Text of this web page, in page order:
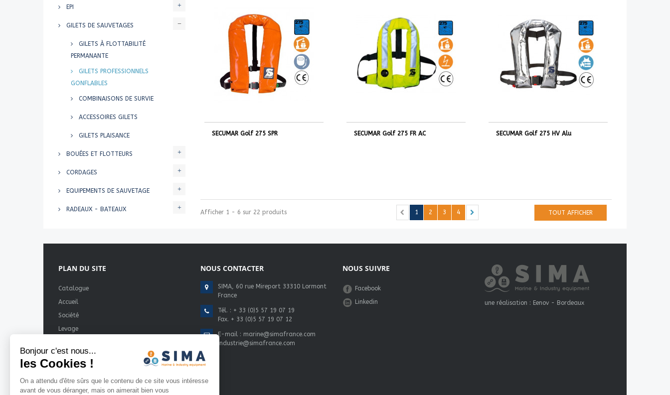
EPI
GILETS DE SAUVETAGES
GILETS À FLOTTABILITÉ
PERMANANTE
GILETS PROFESSIONNELS
GONFLABLES
COMBINAISONS DE SURVIE
ACCESSOIRES GILETS
GILETS PLAISANCE
BOUÉES ET FLOTTEURS
CORDAGES
EQUIPEMENTS DE SAUVETAGE
RADEAUX - BATEAUX
SECUMAR Golf 275 SPR SECUMAR Golf 275 FR AC SECUMAR Golf 275 HV Alu
TOUT AFFICHER
1 2 3 4
Afficher 1 - 6 sur 22 produits
PLAN DU SITE
Catalogue
Accueil
Société
Levage
Métiers
Services
Partenaires
NOUS CONTACTER
SIMA, 60 rue Mireport 33310 Lormont
France
Tél. : + 33 (0)5 57 19 07 19
Fax. + 33 (0)5 57 19 07 12
E-mail : marine@simafrance.com
industrie@simafrance.com
NOUS SUIVRE
Facebook
Linkedin
une réalisation : Eenov - Bordeaux
Bonjour c'est nous...
les Cookies !
On a attendu d'être sûrs que le contenu de ce site vous intéresse
avant de vous déranger, mais on aimerait bien vous